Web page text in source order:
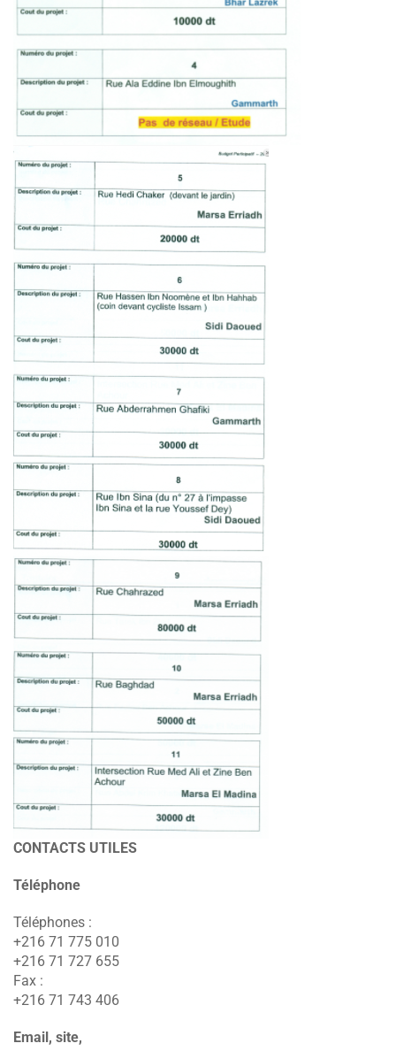
CONTACTS UTILES
Téléphone
Téléphones :
+216 71 775 010
+216 71 727 655
Fax :
+216 71 743 406
Email, site,